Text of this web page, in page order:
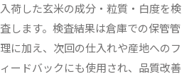
入荷した玄米の成分・粒質・白度を検
査します。検査結果は倉庫での保管管
理に加え、次回の仕入れや産地へのフ
ィードバックにも使用され、品質改善